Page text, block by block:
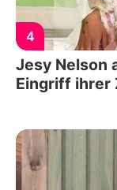
4
Jesy Nelson
Eingriff ihrer